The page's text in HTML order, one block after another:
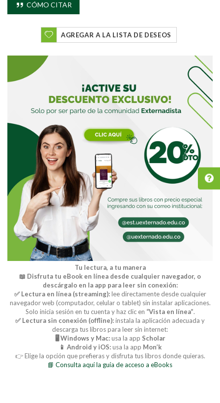
CÓMO CITAR
AGREGAR A LA LISTA DE DESEOS
Tu lectura, a tu manera
📖 Disfruta tu eBook en línea desde cualquier navegador, o
descárgalo en la app para leer sin conexión:
✅ Lectura en línea (streaming):lee directamente desde cualquier
navegador web (computador, celular o tablet) sin instalar aplicaciones.
Solo inicia sesión en tu cuenta y haz clic en “Vista en línea”.
✅ Lectura sin conexión (offline):instala la aplicación adecuada y
descarga tus libros para leer sin internet:
🖥️ Windows y Mac:usa la app Scholar
📱 Android y iOS:usa la app Mon’k
👉 Elige la opción que prefieras y disfruta tus libros donde quieras.
📘 Consulta aquí la guía de acceso a eBooks